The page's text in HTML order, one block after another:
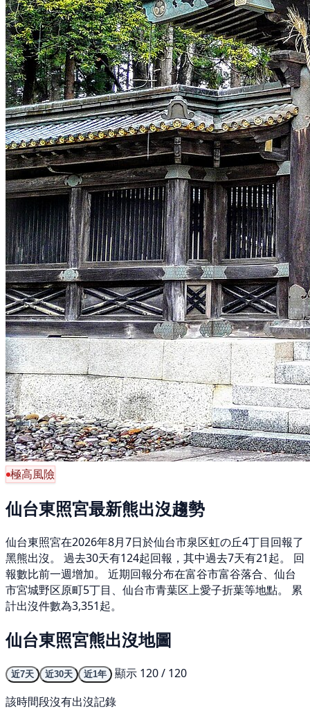
極高風險
仙台東照宮最新熊出沒趨勢
仙台東照宮在2026年8月7日於仙台市泉区虹の丘4丁目回報了
黑熊出沒。 過去30天有124起回報，其中過去7天有21起。 回
報數比前一週增加。 近期回報分布在富谷市富谷落合、仙台
市宮城野区原町5丁目、仙台市青葉区上愛子折葉等地點。 累
計出沒件數為3,351起。
仙台東照宮熊出沒地圖
近7天 近30天 近1年
顯示 120 / 120
該時間段沒有出沒記錄